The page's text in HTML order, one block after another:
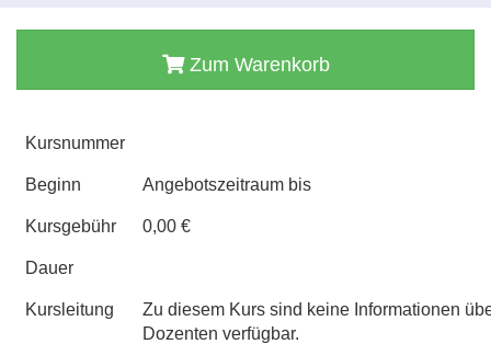
Zum Warenkorb
Kursnummer
Beginn Angebotszeitraum bis
Kursgebühr 0,00 €
Dauer
Kursleitung
Zu diesem Kurs sind keine Informationen
Dozenten verfügbar.